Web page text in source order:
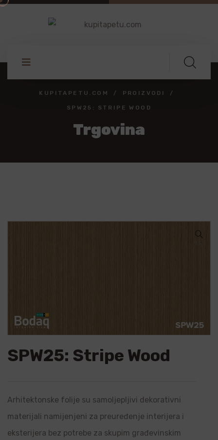
KUPITAPETU.COM PROIZVODI
SPW25: STRIPE WOOD
Trgovina
SPW25: Stripe Wood
Arhitektonske folije su samoljepljivi dekorativni
materijali namijenjeni za preuređenje interijera i
eksterijera bez potrebe za skupim građevinskim